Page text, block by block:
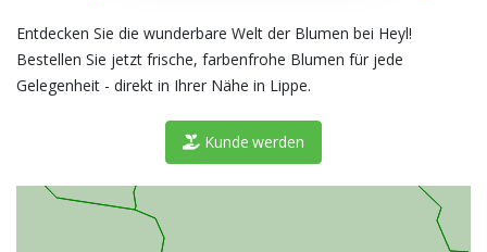
Entdecken Sie die wunderbare Welt der Blumen bei Heyl!
Bestellen Sie jetzt frische, farbenfrohe Blumen für jede
Gelegenheit - direkt in Ihrer Nähe in Lippe.
Kunde werden